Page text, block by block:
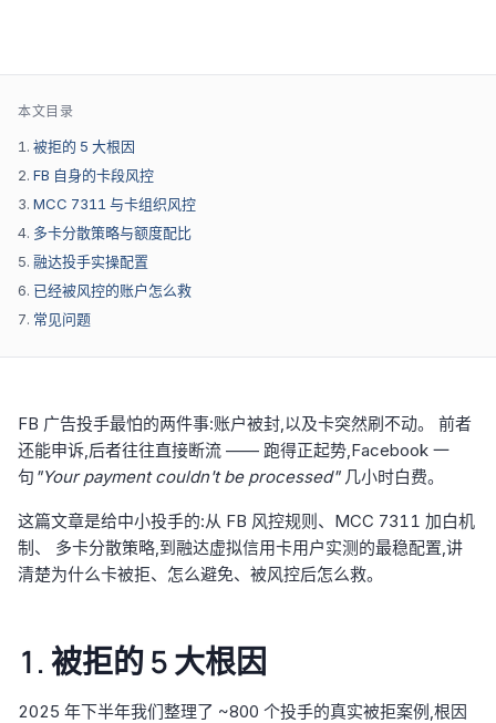
本文目录
被拒的 5 大根因
FB 自身的卡段风控
MCC 7311 与卡组织风控
多卡分散策略与额度配比
融达投手实操配置
已经被风控的账户怎么救
常见问题
FB 广告投手最怕的两件事:账户被封,以及卡突然刷不动。 前者
还能申诉,后者往往直接断流 —— 跑得正起势,Facebook 一
句 "Your payment couldn't be processed"几小时白费。
这篇文章是给中小投手的:从 FB 风控规则、MCC 7311 加白机
制、 多卡分散策略,到融达虚拟信用卡用户实测的最稳配置,讲
清楚为什么卡被拒、怎么避免、被风控后怎么救。
1. 被拒的 5 大根因
2025 年下半年我们整理了 ~800 个投手的真实被拒案例,根因